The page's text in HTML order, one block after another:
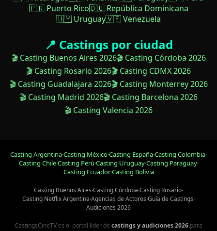
🇵🇷 Puerto Rico🇩🇴 República Dominicana
🇺🇾 Uruguay🇻🇪 Venezuela
📍 Castings por ciudad
🎬 Casting Buenos Aires 2026🎬 Casting Córdoba 2026
🎬 Casting Rosario 2026🎬 Casting CDMX 2026
🎬 Casting Guadalajara 2026🎬 Casting Monterrey 2026
🎬 Casting Madrid 2026🎬 Casting Barcelona 2026
🎬 Casting Valencia 2026
Casting Argentina·Casting México·Casting España·Casting Colombia·
Casting Chile·Casting Perú·Casting Uruguay·Casting Paraguay·
Casting Ecuador·Casting Bolivia
Casting Buenos Aires·Casting Córdoba·Casting Rosario·
Casting Netflix Argentina·Agencias de Actores·Guía de Castings·
Audiciones 2026
CastingsCineTV es el portal líder de castings y audiciones 2026 para